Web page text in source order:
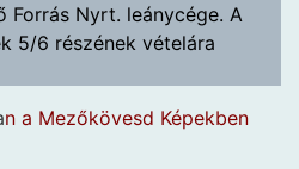
Forrás Nyrt. leánycége. A
5/6 részének vételára
n a Mezőkövesd Képekben